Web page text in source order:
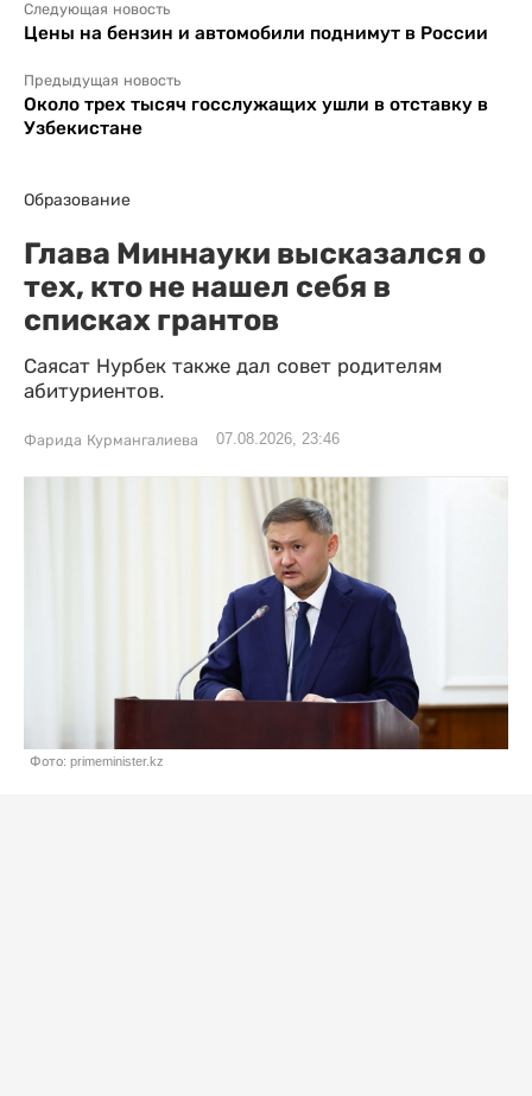
Следующая новость
Цены на бензин и автомобили поднимут в России
Предыдущая новость
Около трех тысяч госслужащих ушли в отставку в
Узбекистане
Образование
Глава Миннауки высказался о
тех, кто не нашел себя в
списках грантов
Саясат Нурбек также дал совет родителям
абитуриентов.
Фарида Курмангалиева 07.08.2026, 23:46
Фото: primeminister.kz